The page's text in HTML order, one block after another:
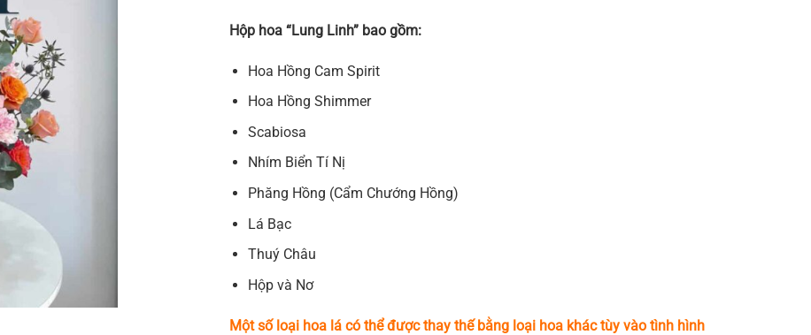
Hộp hoa “Lung Linh” bao gồm:
Hoa Hồng Cam Spirit
Hoa Hồng Shimmer
Scabiosa
Nhím Biển Tí Nị
Phăng Hồng (Cẩm Chướng Hồng)
Lá Bạc
Thuý Châu
Hộp và Nơ
Một số loại hoa lá có thể được thay thế bằng loại hoa khác tùy vào tình hình